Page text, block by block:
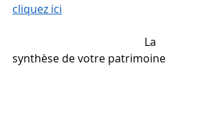
cliquez ici
synthèse de votre patrimoine